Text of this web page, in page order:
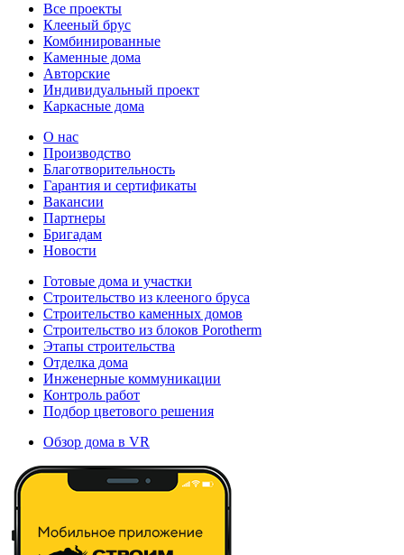
Все проекты
Клееный брус
Комбинированные
Каменные дома
Авторские
Индивидуальный проект
Каркасные дома
О нас
Производство
Благотворительность
Гарантия и сертификаты
Вакансии
Партнеры
Бригадам
Новости
Готовые дома и участки
Строительство из клееного бруса
Строительство каменных домов
Строительство из блоков Porotherm
Этапы строительства
Отделка дома
Инженерные коммуникации
Контроль работ
Подбор цветового решения
Обзор дома в VR